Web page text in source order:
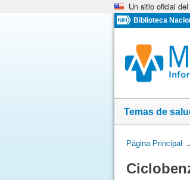
Un sitio oficial
Biblioteca
Temas de
Usted
aquí:
Página Principal